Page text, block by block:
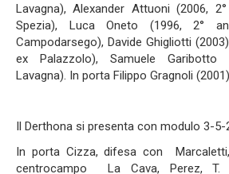
Lavagna), Alexander Attuoni (2006,
Spezia), Luca Oneto (1996, 2°
Campodarsego), Davide Ghigliotti
ex Palazzolo), Samuele
Lavagna). In porta Filippo Gragnoli
Il Derthona si presenta con modulo 3-5-
In porta Cizza, difesa con
centrocampo La Cava, Perez, T.